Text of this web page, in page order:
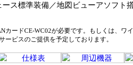
ス標準装備／地図ビューアソフト
カードCE-WC02が必要です。もしくは、ワ
ービスのご提供を予定しております。